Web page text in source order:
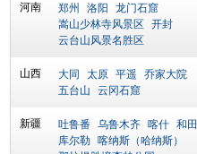
河南 郑州 洛阳
龙门石窟
嵩山少林寺风景区
开封
云台山风景名胜区
山西 大同 太原 平遥
乔家大院
五台山
云冈石窟
新疆 吐鲁番 乌鲁木齐 喀什 和田
库尔勒 喀纳斯（哈纳斯）